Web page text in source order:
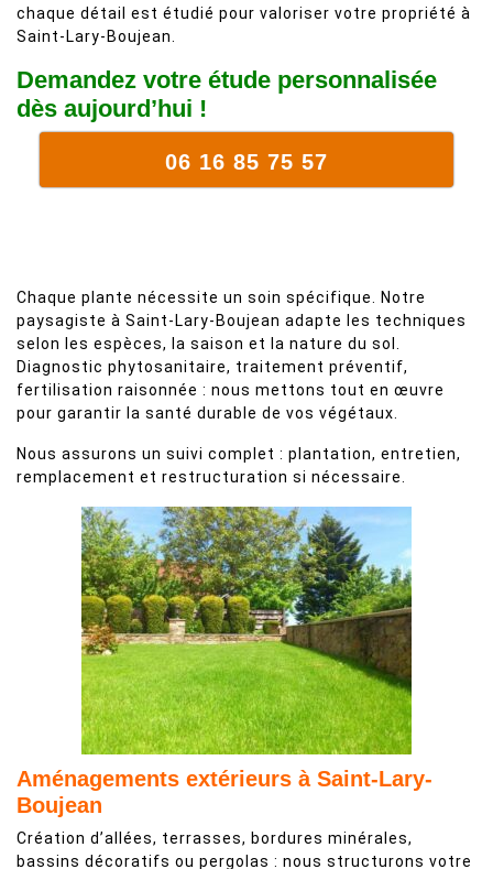
chaque détail est étudié pour valoriser votre propriété à
Saint-Lary-Boujean.
Demandez votre étude personnalisée
dès aujourd’hui !
06 16 85 75 57
Chaque plante nécessite un soin spécifique. Notre
paysagiste à Saint-Lary-Boujean adapte les techniques
selon les espèces, la saison et la nature du sol.
Diagnostic phytosanitaire, traitement préventif,
fertilisation raisonnée : nous mettons tout en œuvre
pour garantir la santé durable de vos végétaux.
Nous assurons un suivi complet : plantation, entretien,
remplacement et restructuration si nécessaire.
Aménagements extérieurs à Saint-Lary-
Boujean
Création d’allées, terrasses, bordures minérales,
bassins décoratifs ou pergolas : nous structurons votre